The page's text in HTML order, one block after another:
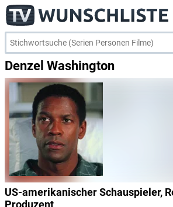
Denzel Washington
US-amerikanischer Schauspieler,
Produzent